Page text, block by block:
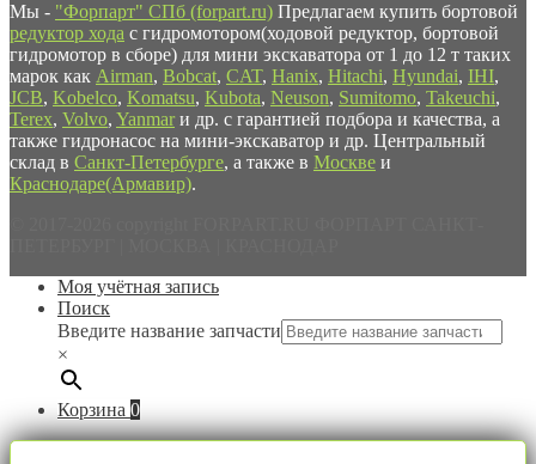
Мы - "Форпарт" СПб (forpart.ru) Предлагаем купить бортовой
редуктор хода с гидромотором(ходовой редуктор, бортовой
гидромотор в сборе) для мини экскаватора от 1 до 12 т таких
марок как Airman, Bobcat, CAT, Hanix, Hitachi, Hyundai, IHI,
JCB, Kobelco, Komatsu, Kubota, Neuson, Sumitomo, Takeuchi,
Terex, Volvo, Yanmar и др. с гарантией подбора и качества, а
также гидронасос на мини-экскаватор и др. Центральный
склад в Санкт-Петербурге, а также в Москве и
Краснодаре(Армавир).
Моя учётная запись
Поиск
Введите название запчасти
×
Корзина 0